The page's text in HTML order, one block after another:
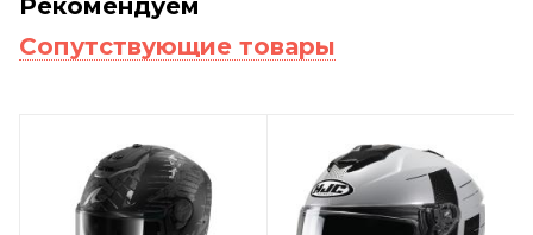
Рекомендуем
Сопутствующие товары